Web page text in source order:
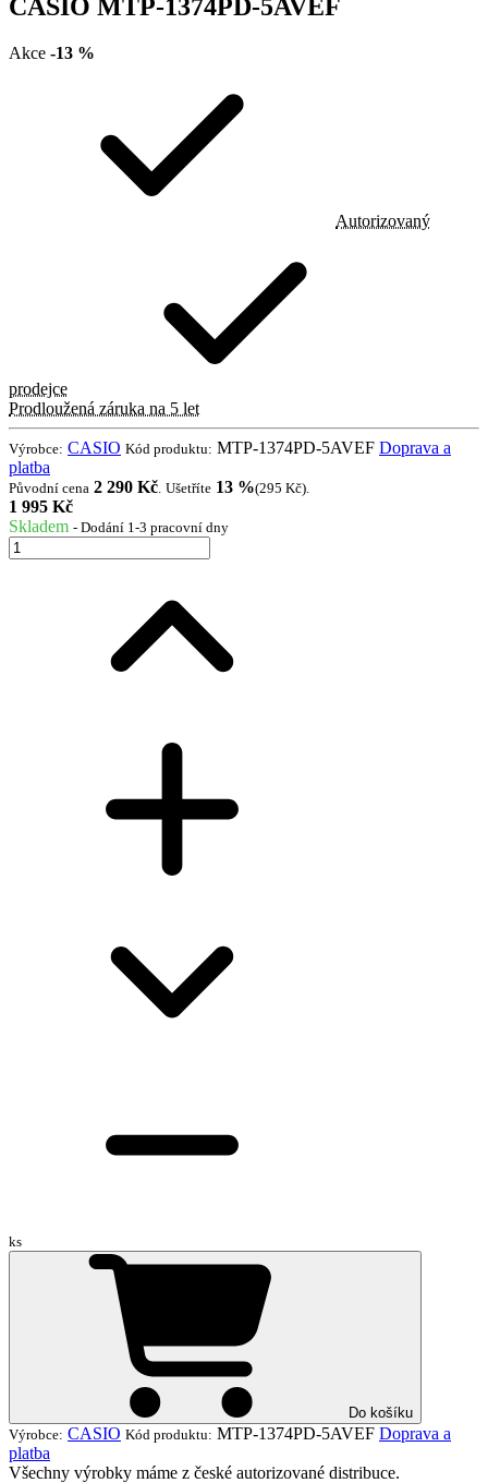
CASIO MTP-1374PD-5AVEF
Akce -13 %
Autorizovaný
prodejce
Prodloužená záruka na 5 let
Výrobce: CASIO Kód produktu: MTP-1374PD-5AVEF Doprava a
platba
Původní cena 2 290 Kč Ušetříte 13 %(295 Kč)
1 995 Kč
Skladem - Dodání 1-3 pracovní dny
ks
Do košíku
Výrobce: CASIO Kód produktu: MTP-1374PD-5AVEF Doprava a
platba
Všechny výrobky máme z české autorizované distribuce.